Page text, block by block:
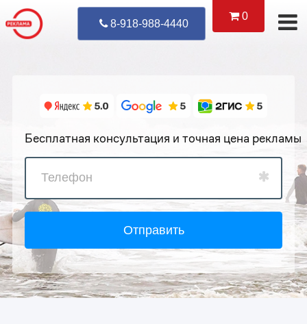
0
8-918-988-4440 Уже
Бесплатная консультация и точная цена рекламы
Отправить